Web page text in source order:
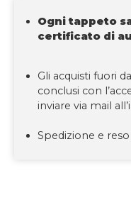
Ogni tappeto
certificato di
Gli acquisti fuori
conclusi con
inviare via mail
Spedizione e